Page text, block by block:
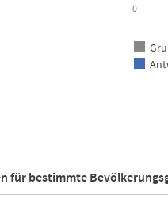
0
für bestimmte